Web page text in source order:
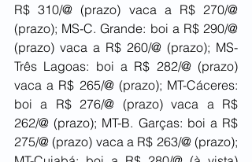
R$ 310/@ (prazo) vaca a R$ 270/@
(prazo); MS-C. Grande: boi a R$ 290/@
(prazo) vaca a R$ 260/@ (prazo); MS-
Três Lagoas: boi a R$ 282/@ (prazo)
vaca a R$ 265/@ (prazo); MT-Cáceres:
boi a R$ 276/@ (prazo) vaca a R$
262/@ (prazo); MT-B. Garças: boi a R$
275/@ (prazo) vaca a R$ 263/@ (prazo);